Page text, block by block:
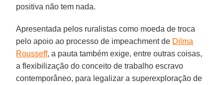
positiva não tem nada.
Apresentada pelos ruralistas como moeda de troca
pelo apoio ao processo de impeachment de Dilma
Rousseff, a pauta também exige, entre outras coisas,
a flexibilização do conceito de trabalho escravo
contemporâneo, para legalizar a superexploração de